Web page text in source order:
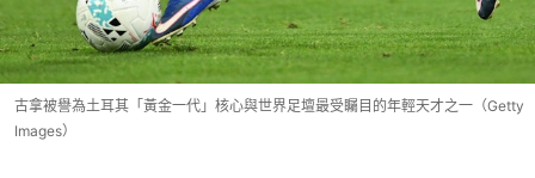
古拿被譽為土耳其「黃金一代」核心與世界足壇最受矚目的年輕天才之一（Getty
Images）